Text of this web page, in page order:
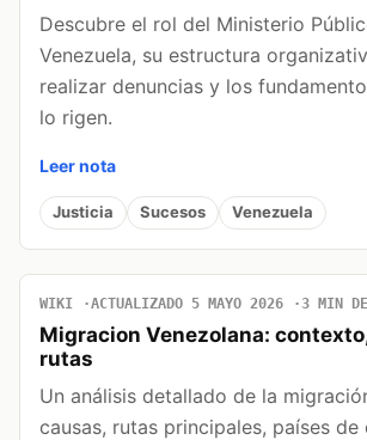
Descubre el rol del Ministerio
Venezuela, su estructura
realizar denuncias y los
lo rigen.
Leer nota
Justicia Sucesos Venezuela
WIKI ACTUALIZADO 5 MAYO 2026 3 MIN
Migracion Venezolana:
rutas
Un análisis detallado de la
causas, rutas principales, países de